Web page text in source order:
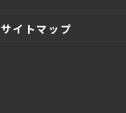
サイトマップ